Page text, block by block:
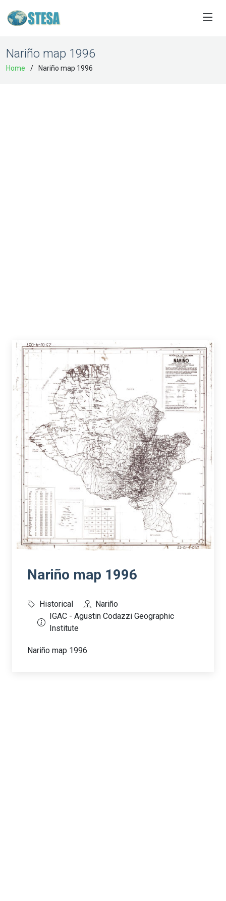
Nariño map 1996
Home Nariño map 1996
Nariño map 1996
Historical
Nariño
IGAC - Agustin Codazzi Geographic
Institute
Nariño map 1996